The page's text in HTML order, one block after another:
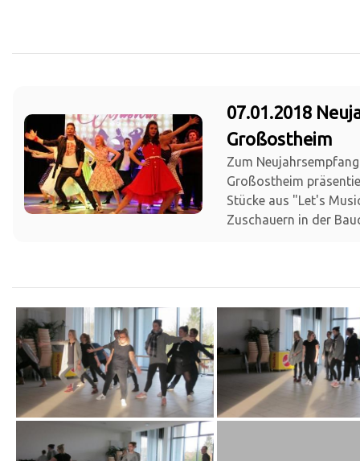
07.01.2018
Großostheim
Zum
Großostheim
Stücke aus "Let's
Zuschauern in der